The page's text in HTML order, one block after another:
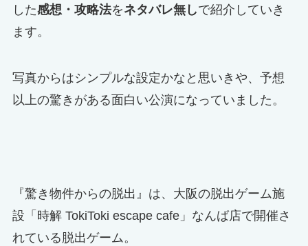
した感想・攻略法をネタバレ無しで紹介していき
ます。
写真からはシンプルな設定かなと思いきや、予想
以上の驚きがある面白い公演になっていました。
『驚き物件からの脱出』は、大阪の脱出ゲーム施
設「時解 TokiToki escape cafe」なんば店で開催さ
れている脱出ゲーム。